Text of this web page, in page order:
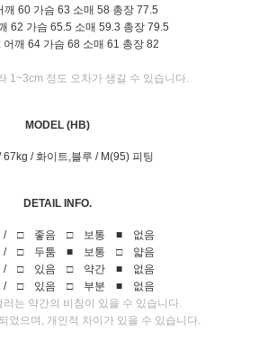
깨 60 가슴 63 소매 58 총장 77.5
62 가슴 65.5 소매 59.3 총장 79.5
어깨 64 가슴 68 소매 61 총장 82
1~3cm 정도 오차가 생길 수 있습니다.
MODEL (HB)
67kg / 화이트,블루 / M(95) 피팅
DETAIL INFO.
/ □ 좋음 □ 보통 ■ 없음
/ □ 두툼 ■ 보통 □ 얇음
□ 있음 □ 약간 ■ 없음
□ 있음 □ 부분 ■ 없음
러는 약간의 비침이 있을 수 있습니다.
었으며, 개인적 차이가 있을 수 있습니다.